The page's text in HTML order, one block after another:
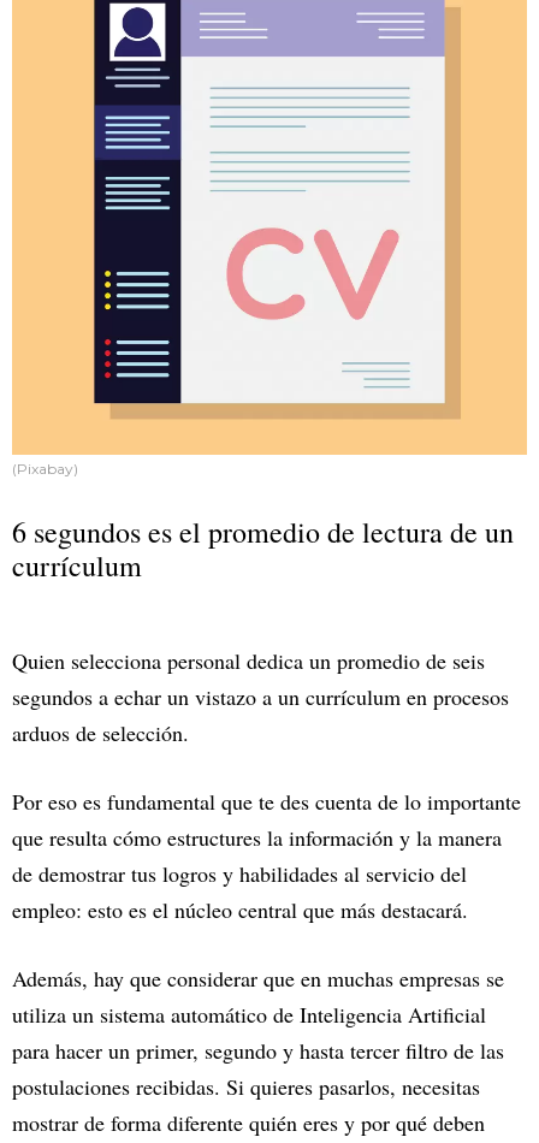
(Pixabay)
6 segundos es el promedio de lectura de un
currículum
Quien selecciona personal dedica un promedio de seis
segundos a echar un vistazo a un currículum en procesos
arduos de selección.
Por eso es fundamental que te des cuenta de lo importante
que resulta cómo estructures la información y la manera
de demostrar tus logros y habilidades al servicio del
empleo: esto es el núcleo central que más destacará.
Además, hay que considerar que en muchas empresas se
utiliza un sistema automático de Inteligencia Artificial
para hacer un primer, segundo y hasta tercer filtro de las
postulaciones recibidas. Si quieres pasarlos, necesitas
mostrar de forma diferente quién eres y por qué deben